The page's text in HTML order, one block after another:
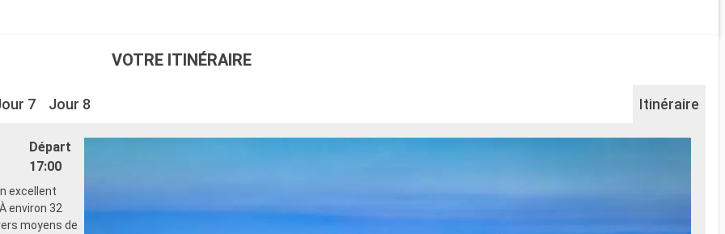
VOTRE ITINÉRAIRE
7 Jour 8 Itinéraire
Départ
17:00
excellent
environ 32
moyens de